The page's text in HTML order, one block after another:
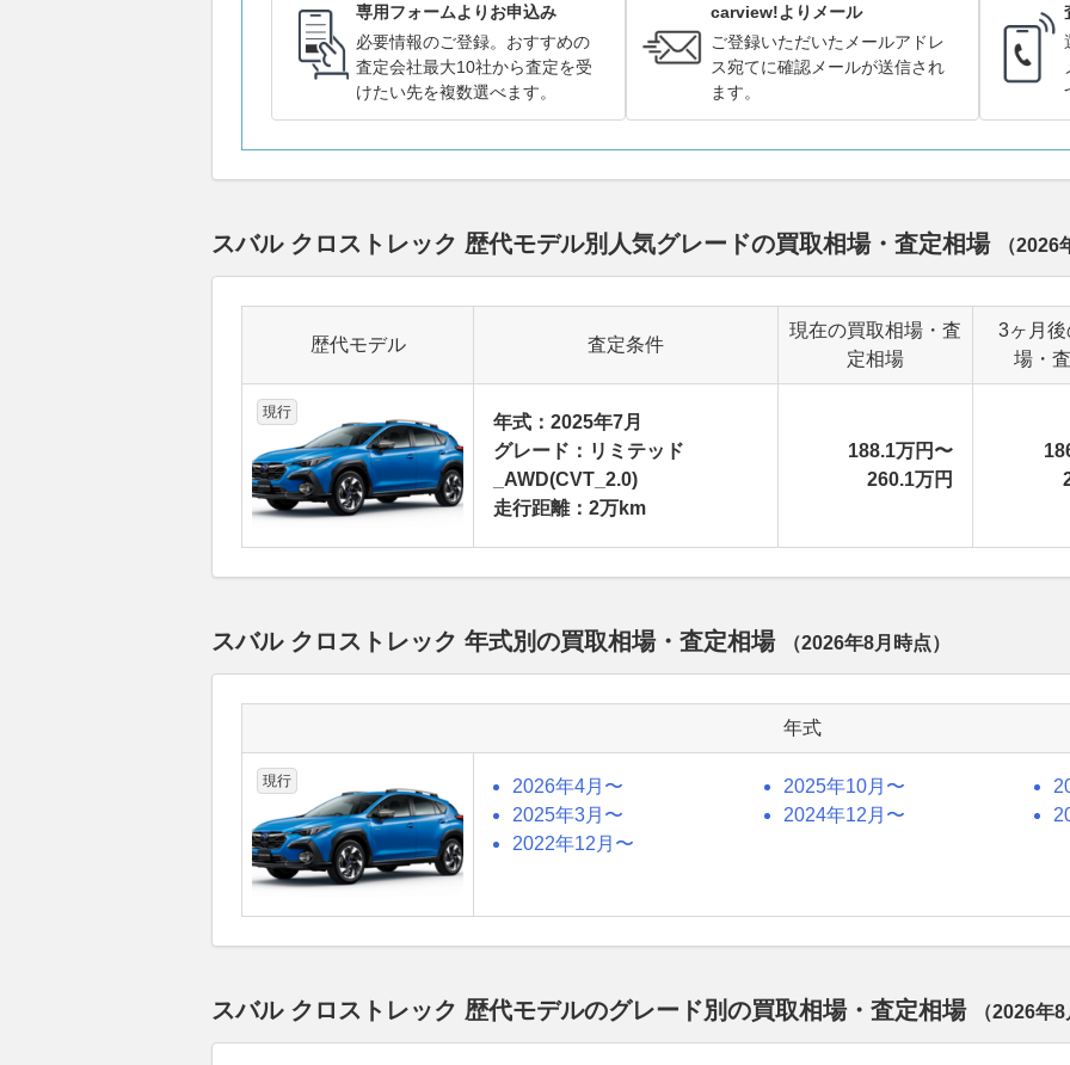
専用フォームよりお申込み
必要情報のご登録。おすすめの
査定会社最大10社から査定を受
けたい先を複数選べます。
carview!よりメール
ご登録いただいたメールアドレ
ス宛てに確認メールが送信され
ます。
スバル クロストレック 歴代モデル別人気グレードの買取相場・査定相場 （2026
歴代モデル 査定条件
現在の買取相場・査
定相場
3ヶ月
場・
現行
年式：2025年7月
グレード：リミテッド
_AWD(CVT_2.0)
走行距離：2万km
188.1万円〜
260.1万円
スバル クロストレック 年式別の買取相場・査定相場 （2026年8月 時点）
年式
現行 2026年4月〜 2025年10月〜
2025年3月〜
2024年12月〜
2022年12月〜
スバル クロストレック 歴代モデルのグレード別の買取相場・査定相場 （2026年8